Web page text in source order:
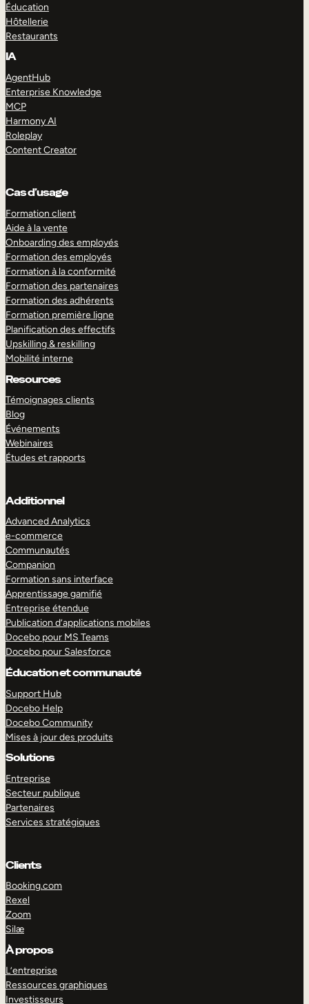
Éducation
Hôtellerie
Restaurants
IA
AgentHub
Enterprise Knowledge
MCP
Harmony AI
Roleplay
Content Creator
Cas d’usage
Formation client
Aide à la vente
Onboarding des employés
Formation des employés
Formation à la conformité
Formation des partenaires
Formation des adhérents
Formation première ligne
Planification des effectifs
Upskilling & reskilling
Mobilité interne
Resources
Témoignages clients
Blog
Événements
Webinaires
Études et rapports
Additionnel
Advanced Analytics
e-commerce
Communautés
Companion
Formation sans interface
Apprentissage gamifié
Entreprise étendue
Publication d’applications mobiles
Docebo pour MS Teams
Docebo pour Salesforce
Éducation et communauté
Support Hub
Docebo Help
Docebo Community
Mises à jour des produits
Solutions
Entreprise
Secteur publique
Partenaires
Services stratégiques
Clients
Booking.com
Rexel
Zoom
Silæ
À propos
L’entreprise
Ressources graphiques
Investisseurs